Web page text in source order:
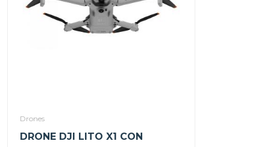
Drones
DRONE DJI LITO X1 CON